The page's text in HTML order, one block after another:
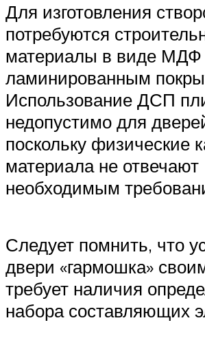
Для изготовления
потребуются
материалы в виде МДФ
ламинированным
Использование ДСП
недопустимо для
поскольку физические
материала не отвечают
необходимым
Следует помнить, что
двери «гармошка»
требует наличия
набора составляющих